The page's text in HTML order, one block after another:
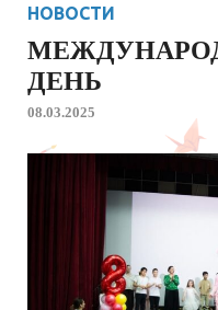
НОВОСТИ
ДЕНЬ
08.03.2025